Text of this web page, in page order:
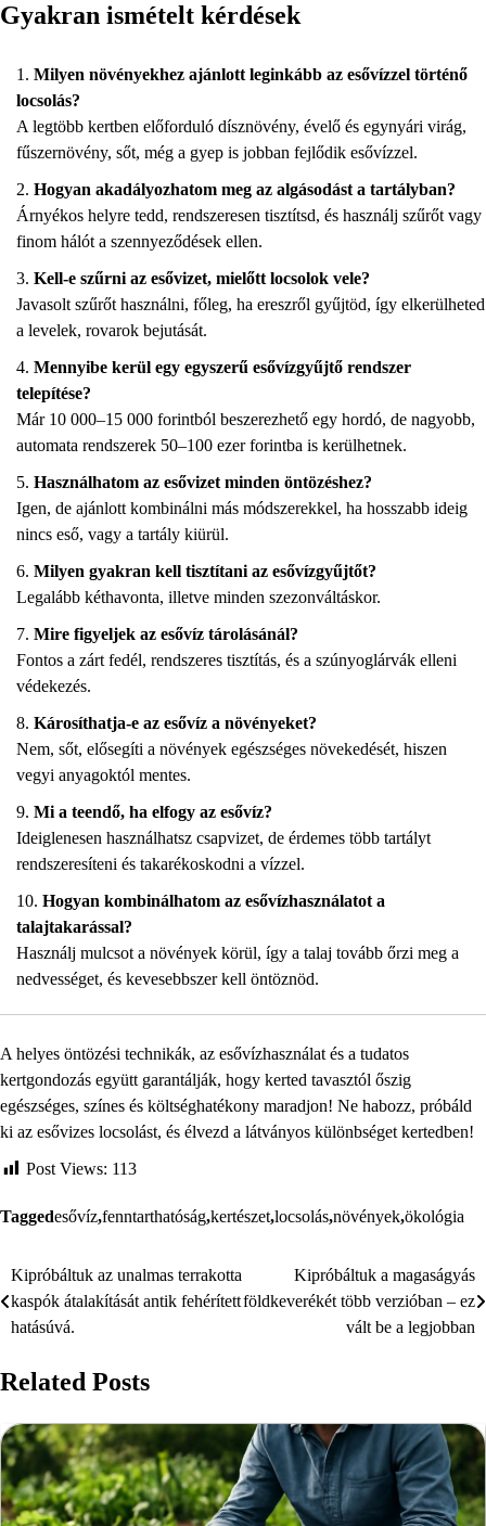
Gyakran ismételt kérdések
Milyen növényekhez ajánlott leginkább az esővízzel történő
locsolás?
A legtöbb kertben előforduló dísznövény, évelő és egynyári virág,
fűszernövény, sőt, még a gyep is jobban fejlődik esővízzel.
Hogyan akadályozhatom meg az algásodást a tartályban?
Árnyékos helyre tedd, rendszeresen tisztítsd, és használj szűrőt vagy
finom hálót a szennyeződések ellen.
Kell-e szűrni az esővizet, mielőtt locsolok vele?
Javasolt szűrőt használni, főleg, ha ereszről gyűjtöd, így elkerülheted
a levelek, rovarok bejutását.
Mennyibe kerül egy egyszerű esővízgyűjtő rendszer
telepítése?
Már 10 000–15 000 forintból beszerezhető egy hordó, de nagyobb,
automata rendszerek 50–100 ezer forintba is kerülhetnek.
Használhatom az esővizet minden öntözéshez?
Igen, de ajánlott kombinálni más módszerekkel, ha hosszabb ideig
nincs eső, vagy a tartály kiürül.
Milyen gyakran kell tisztítani az esővízgyűjtőt?
Legalább kéthavonta, illetve minden szezonváltáskor.
Mire figyeljek az esővíz tárolásánál?
Fontos a zárt fedél, rendszeres tisztítás, és a szúnyoglárvák elleni
védekezés.
Károsíthatja-e az esővíz a növényeket?
Nem, sőt, elősegíti a növények egészséges növekedését, hiszen
vegyi anyagoktól mentes.
Mi a teendő, ha elfogy az esővíz?
Ideiglenesen használhatsz csapvizet, de érdemes több tartályt
rendszeresíteni és takarékoskodni a vízzel.
Hogyan kombinálhatom az esővízhasználatot a
talajtakarással?
Használj mulcsot a növények körül, így a talaj tovább őrzi meg a
nedvességet, és kevesebbszer kell öntöznöd.
A helyes öntözési technikák, az esővízhasználat és a tudatos
kertgondozás együtt garantálják, hogy kerted tavasztól őszig
egészséges, színes és költséghatékony maradjon! Ne habozz, próbáld
ki az esővizes locsolást, és élvezd a látványos különbséget kertedben!
Post Views: 113
Taggedesővíz,fenntarthatóság,kertészet,locsolás,növények,ökológia
Bejegyzés
navigáció
Kipróbáltuk az unalmas terrakotta
kaspók átalakítását antik fehérített
hatásúvá.
Kipróbáltuk a magaságyás
földkeverékét több verzióban – ez
vált be a legjobban
Related Posts